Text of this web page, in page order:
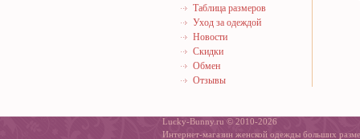
Таблица размеров
Уход за одеждой
Новости
Скидки
Обмен
Отзывы
Lucky-Bunny.ru © 2010-2026
Интернет-магазин женской одежды больших